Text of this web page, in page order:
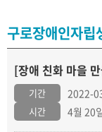
구로장애인자립
[장애 친화 마을
기간 2022-
시간 4월 20